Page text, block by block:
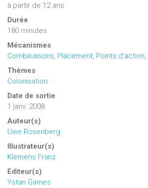
à partir de 12 ans
Durée
180 minutes
Mécanismes
Combinaisons Placement Points d'action
Thèmes
Colonisation
Date de sortie
1 janv. 2008
Auteur(s)
Uwe Rosenberg
Illustrateur(s)
Klemens Franz
Editeur(s)
Ystari Games